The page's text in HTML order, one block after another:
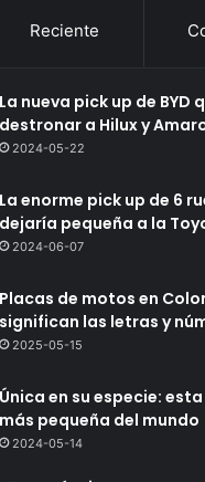
Reciente
La nueva pick up de BYD
destronar a Hilux y
2024-05-22
La enorme pick up de 6
dejaría pequeña a la
2024-06-07
Placas de motos en
significan las letras y
2025-05-15
Única en su especie:
más pequeña del mundo
2024-05-14